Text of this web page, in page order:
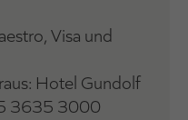
Visa und
Hotel Gundolf
3635 3000